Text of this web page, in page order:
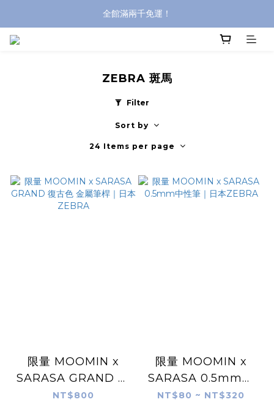
全館滿兩千免運！
全館滿兩千免運！
ZEBRA 斑馬
Filter
Sort by
24 Items per page
限量 MOOMIN x
SARASA GRAND 復
古色 金屬筆桿｜日本
NT$800
限量 MOOMIN x
SARASA 0.5mm中
性筆｜日本ZEBRA
NT$80 ~ NT$320